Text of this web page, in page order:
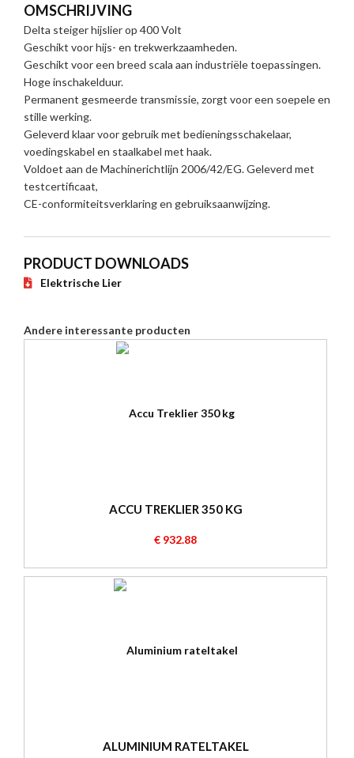
OMSCHRIJVING
Delta steiger hijslier op 400 Volt
Geschikt voor hijs- en trekwerkzaamheden.
Geschikt voor een breed scala aan industriële toepassingen.
Hoge inschakelduur.
Permanent gesmeerde transmissie, zorgt voor een soepele en
stille werking.
Geleverd klaar voor gebruik met bedieningsschakelaar,
voedingskabel en staalkabel met haak.
Voldoet aan de Machinerichtlijn 2006/42/EG. Geleverd met
testcertificaat,
CE-conformiteitsverklaring en gebruiksaanwijzing.
PRODUCT DOWNLOADS
Elektrische Lier
Andere interessante producten
ACCU TREKLIER 350 KG
€ 932.88
ALUMINIUM RATELTAKEL